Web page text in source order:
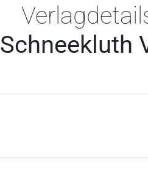
Schneekluth